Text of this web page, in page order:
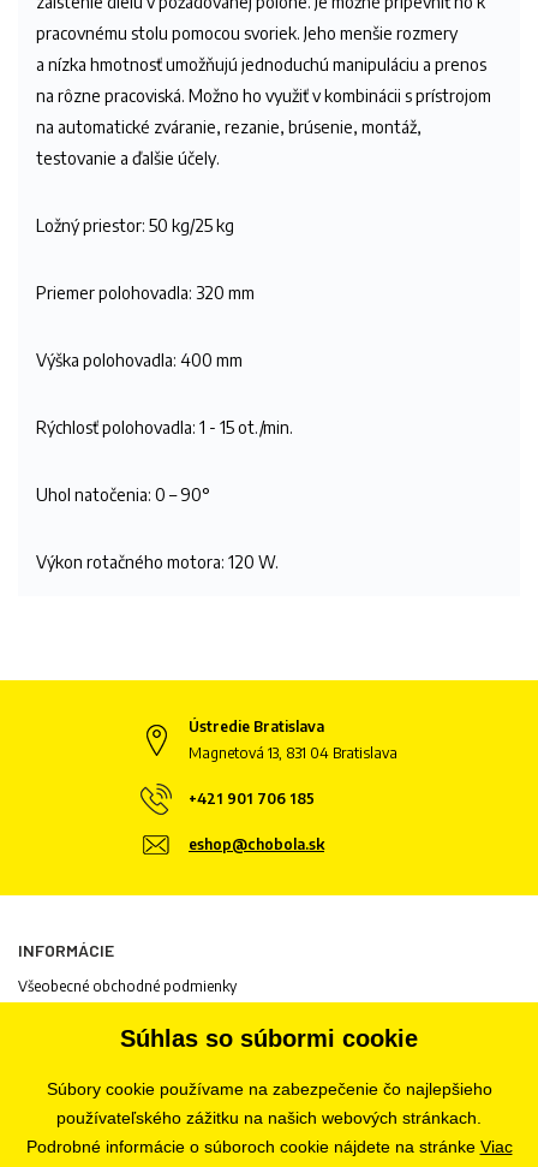
pracovnému stolu pomocou svoriek. Jeho menšie rozmery
a nízka hmotnosť umožňujú jednoduchú manipuláciu a prenos
na rôzne pracoviská. Možno ho využiť v kombinácii s prístrojom
na automatické zváranie, rezanie, brúsenie, montáž,
testovanie a ďalšie účely.
Ložný priestor: 50 kg/25 kg
Priemer polohovadla: 320 mm
Výška polohovadla: 400 mm
Rýchlosť polohovadla: 1 - 15 ot./min.
Uhol natočenia: 0 – 90°
Výkon rotačného motora: 120 W.
Ústredie Bratislava
Magnetová 13, 831 04 Bratislava
+421 901 706 185
eshop@chobola.sk
INFORMÁCIE
Všeobecné obchodné podmienky
Informácie o cookies
Odstúpenie od zmluvy
Ochrana osobných údajov
Nastavenia súborov cookie
Súhlas so súbormi cookie
Súbory cookie používame na zabezpečenie čo najlepšieho
používateľského zážitku na našich webových stránkach.
Podrobné informácie o súboroch cookie nájdete na stránke Viac